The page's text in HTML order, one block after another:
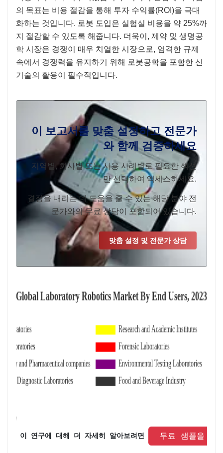
의 목표는 비용 절감을 통해 투자 수익률(ROI)을 극대
화하는 것입니다. 로봇 도입은 실험실 비용을 약 25%까
지 절감할 수 있도록 해줍니다. 더욱이, 제약 및 생명공
학 시장은 경쟁이 매우 치열한 시장으로, 엄격한 규제
속에서 경쟁력을 유지하기 위해 로봇공학을 포함한 신
기술의 활용이 필수적입니다.
이 보고서를 맞춤 설정하고 전문가
와 함께 검증하세요
지역별, 회사별 또는 사용 사례별로 필요한 섹션
만 선택하여 액세스하세요.
결정을 내리는 데 도움을 줄 수 있는 해당 분야 전
문가와의 무료 상담이 포함되어 있습니다.
맞춤 설정 및 전문가 상담
이 연구에 대해 더 자세히 알아보려면 무료 샘플을 요